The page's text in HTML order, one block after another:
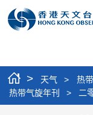
> 天气 > 热
热带气旋年刊
> 二